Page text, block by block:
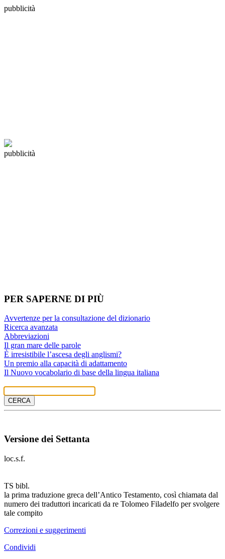
pubblicità
pubblicità
PER SAPERNE DI PIÙ
Avvertenze per la consultazione del dizionario
Ricerca avanzata
Abbreviazioni
Il gran mare delle parole
È irresistibile l’ascesa degli anglismi?
Un premio alla capacità di adattamento
Il Nuovo vocabolario di base della lingua italiana
CERCA
Versione dei Settanta
loc.s.f.
TS bibl.
la prima traduzione greca dell’Antico Testamento, così chiamata dal
numero dei traduttori incaricati da re Tolomeo Filadelfo per svolgere
tale compito
Correzioni e suggerimenti
Condividi